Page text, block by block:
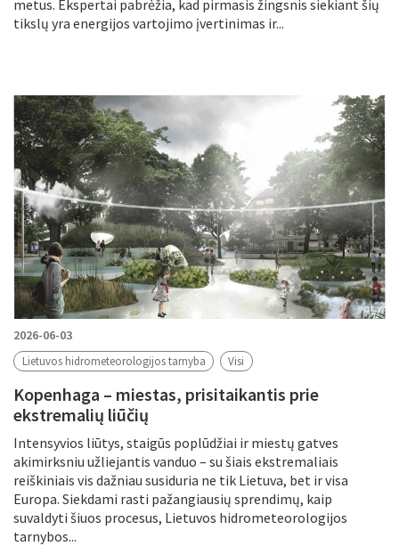
metus. Ekspertai pabrėžia, kad pirmasis žingsnis siekiant šių
tikslų yra energijos vartojimo įvertinimas ir...
2026-06-03
Lietuvos hidrometeorologijos tarnyba Visi
Kopenhaga – miestas, prisitaikantis prie
ekstremalių liūčių
Intensyvios liūtys, staigūs poplūdžiai ir miestų gatves
akimirksniu užliejantis vanduo – su šiais ekstremaliais
reiškiniais vis dažniau susiduria ne tik Lietuva, bet ir visa
Europa. Siekdami rasti pažangiausių sprendimų, kaip
suvaldyti šiuos procesus, Lietuvos hidrometeorologijos
tarnybos...